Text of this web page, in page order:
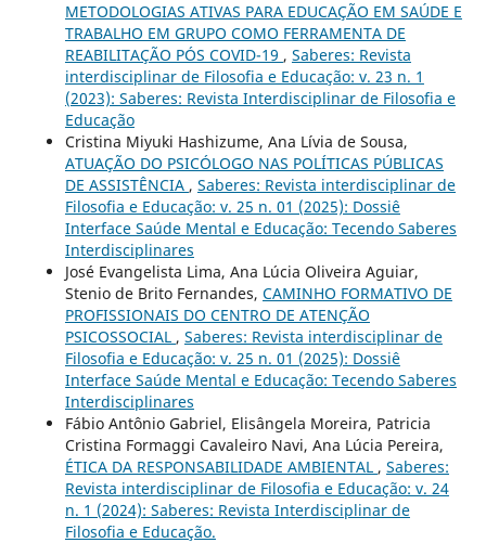
METODOLOGIAS ATIVAS PARA EDUCAÇÃO EM SAÚDE E
TRABALHO EM GRUPO COMO FERRAMENTA DE
REABILITAÇÃO PÓS COVID-19 , Saberes: Revista
interdisciplinar de Filosofia e Educação: v. 23 n. 1
(2023): Saberes: Revista Interdisciplinar de Filosofia e
Educação
Cristina Miyuki Hashizume, Ana Lívia de Sousa,
ATUAÇÃO DO PSICÓLOGO NAS POLÍTICAS PÚBLICAS
DE ASSISTÊNCIA , Saberes: Revista interdisciplinar de
Filosofia e Educação: v. 25 n. 01 (2025): Dossiê
Interface Saúde Mental e Educação: Tecendo Saberes
Interdisciplinares
José Evangelista Lima, Ana Lúcia Oliveira Aguiar,
Stenio de Brito Fernandes, CAMINHO FORMATIVO DE
PROFISSIONAIS DO CENTRO DE ATENÇÃO
PSICOSSOCIAL , Saberes: Revista interdisciplinar de
Filosofia e Educação: v. 25 n. 01 (2025): Dossiê
Interface Saúde Mental e Educação: Tecendo Saberes
Interdisciplinares
Fábio Antônio Gabriel, Elisângela Moreira, Patricia
Cristina Formaggi Cavaleiro Navi, Ana Lúcia Pereira,
ÉTICA DA RESPONSABILIDADE AMBIENTAL , Saberes:
Revista interdisciplinar de Filosofia e Educação: v. 24
n. 1 (2024): Saberes: Revista Interdisciplinar de
Filosofia e Educação.